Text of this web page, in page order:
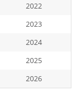
2022
2023
2024
2025
2026